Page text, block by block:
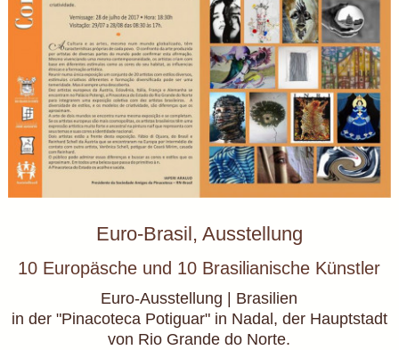
Euro-Brasil, Ausstellung
10 Europäsche und 10 Brasilianische Künstler
Euro-Ausstellung | Brasilien
in der "Pinacoteca Potiguar" in Nadal, der Hauptstadt
von Rio Grande do Norte.